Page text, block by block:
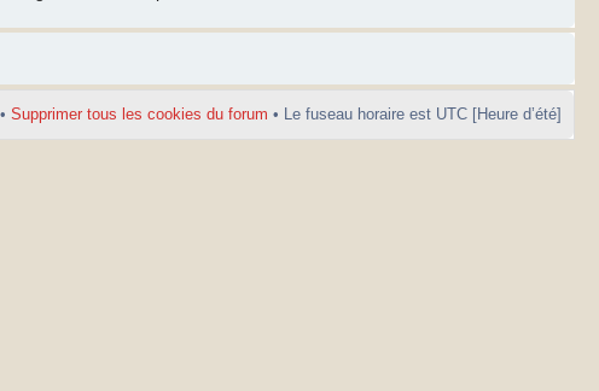
• Supprimer tous les cookies du forum • Le fuseau horaire est UTC [Heure d’été]